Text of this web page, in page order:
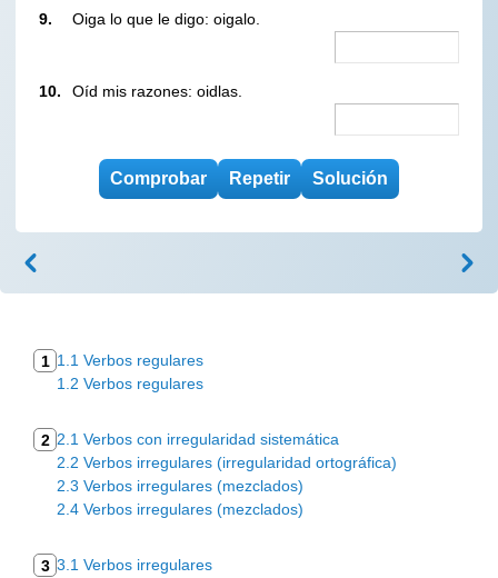
9. Oiga lo que le digo: oigalo.
10. Oíd mis razones: oidlas.
1 1.1 Verbos regulares
1.2 Verbos regulares
2 2.1 Verbos con irregularidad sistemática
2.2 Verbos irregulares (irregularidad ortográfica)
2.3 Verbos irregulares (mezclados)
2.4 Verbos irregulares (mezclados)
3 3.1 Verbos irregulares